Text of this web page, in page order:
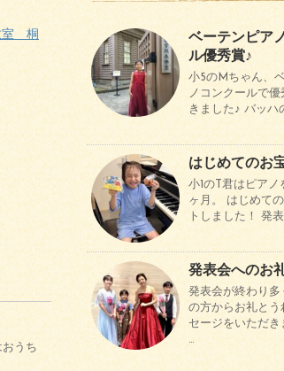
室 桐
うち
ベーテンピア
ル優秀賞♪
小5のMちゃん、
ノコンクールで
きました♪ バッハ
はじめてのお
小1のT君はピアノ
ヶ月。 はじめて
トしました！ 発
発表会へのお
発表会が終わり多
の方からお礼とう
セージをいただき
…